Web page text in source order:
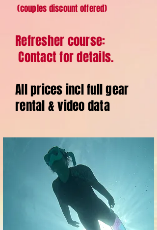
Staff・スタ
(couples discount offered)
Refresher course:
Contact for details.
All prices incl full gear
rental & video data